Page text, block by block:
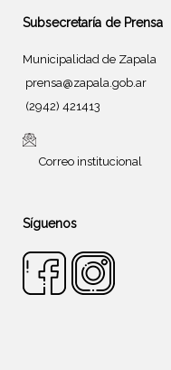
Subsecretaría de Prensa
Municipalidad de Zapala
prensa@zapala.gob.ar
(2942) 421413
Correo institucional
Síguenos